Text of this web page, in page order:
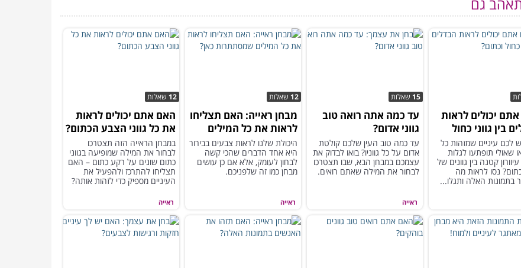
יכולים לראות
בין גווני כחול
לכם עיניים שמזהות כל
שאולי תופתעו לגלות
קטנה בין גוונים של
נסו לראות מה
בתמונות האלה ותגלו...
ראייה
15 שאלות
עד כמה אתה רואה טוב
גווני אדום?
עד כמה טוב העין שלכם קולטת
אדום על כל גווניו? בואו לבדוק את
עצמכם במבחן הבא, שבו תצטרכו
לבחור את המילה שאתם רואים.
ראייה
12 שאלות
מבחן ראייה: האם תצליחו
לראות את כל המילים
שמסתתרות כאן?
היכולת שלנו לראות צבעים בבירור
היא אחד הדברים שהכי קשה
לבחון לעומק, אלא אם כן עושים
מבחן כמו זה שלפניכם.
ראייה
12 שאלות
האם אתם יכולים לראות
את כל גווני הצבע הכתום?
במבחן הראייה הזה תצטרכו
לבחור את המילה שמופיעה בגווני
כתום שונים על רקע כתום – האם
תצליחו להתרכז ולהפעיל את
העיניים מספיק כדי לזהות אותה?